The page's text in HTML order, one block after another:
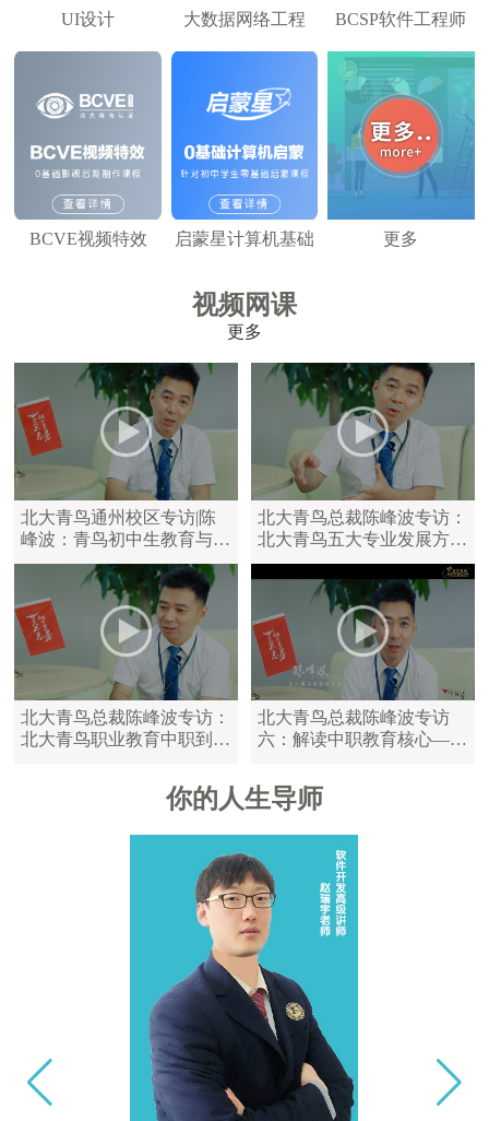
UI设计 大数据网络工程 BCSP软件工程师
BCVE视频特效 启蒙星计算机基础 更多
视频网课
更多
北大青鸟通州校区专访|陈
峰波：青鸟初中生教育与中
职教育区别
北大青鸟总裁陈峰波专访：
北大青鸟五大专业发展方
向，满足学员不同学习需求
北大青鸟总裁陈峰波专访：
北大青鸟职业教育中职到大
北大青鸟总裁陈峰波专访
六：解读中职教育核心——
你的人生导师